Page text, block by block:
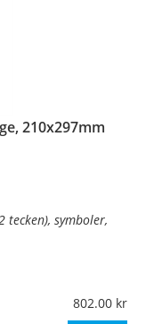
210x297mm
symboler,
upp till 0,07m²)
802.00